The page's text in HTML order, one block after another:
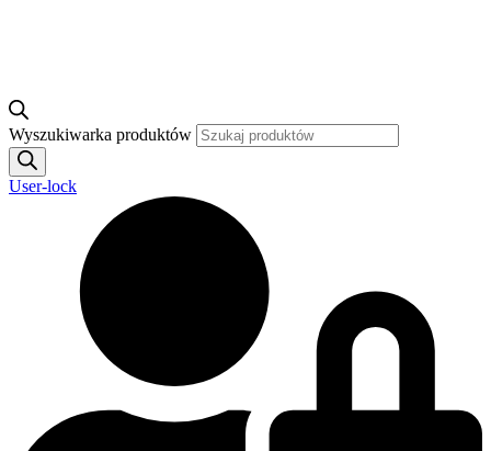
Wyszukiwarka produktów
User-lock